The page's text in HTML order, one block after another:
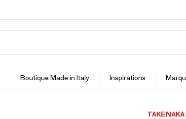
Boutique Made in Italy Inspirations